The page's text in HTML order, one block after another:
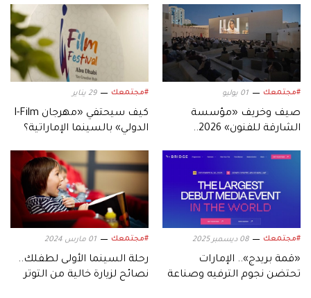
#مجتمعك 01 يوليو
صيف وخريف «مؤسسة
الشارقة للفنون» 2026..
#مجتمعك 29 يناير
كيف سيحتفي «مهرجان I-Film
الدولي» بالسينما الإماراتية؟
#مجتمعك 08 ديسمبر 2025
«قمة بريدج».. الإمارات
تحتضن نجوم الترفيه وصناعة
#مجتمعك 01 مارس 2024
رحلة السينما الأولى لطفلك..
نصائح لزيارة خالية من التوتر